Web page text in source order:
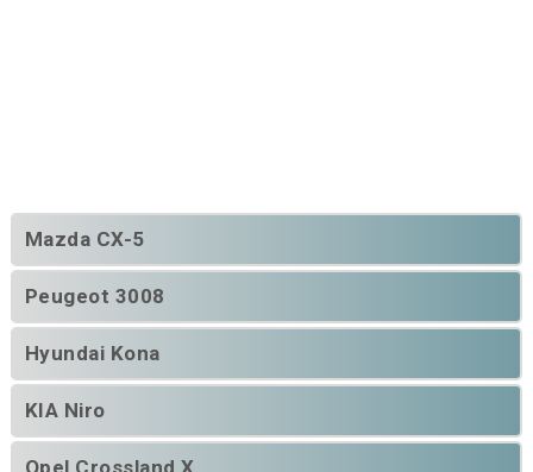
Mazda CX-5
Peugeot 3008
Hyundai Kona
KIA Niro